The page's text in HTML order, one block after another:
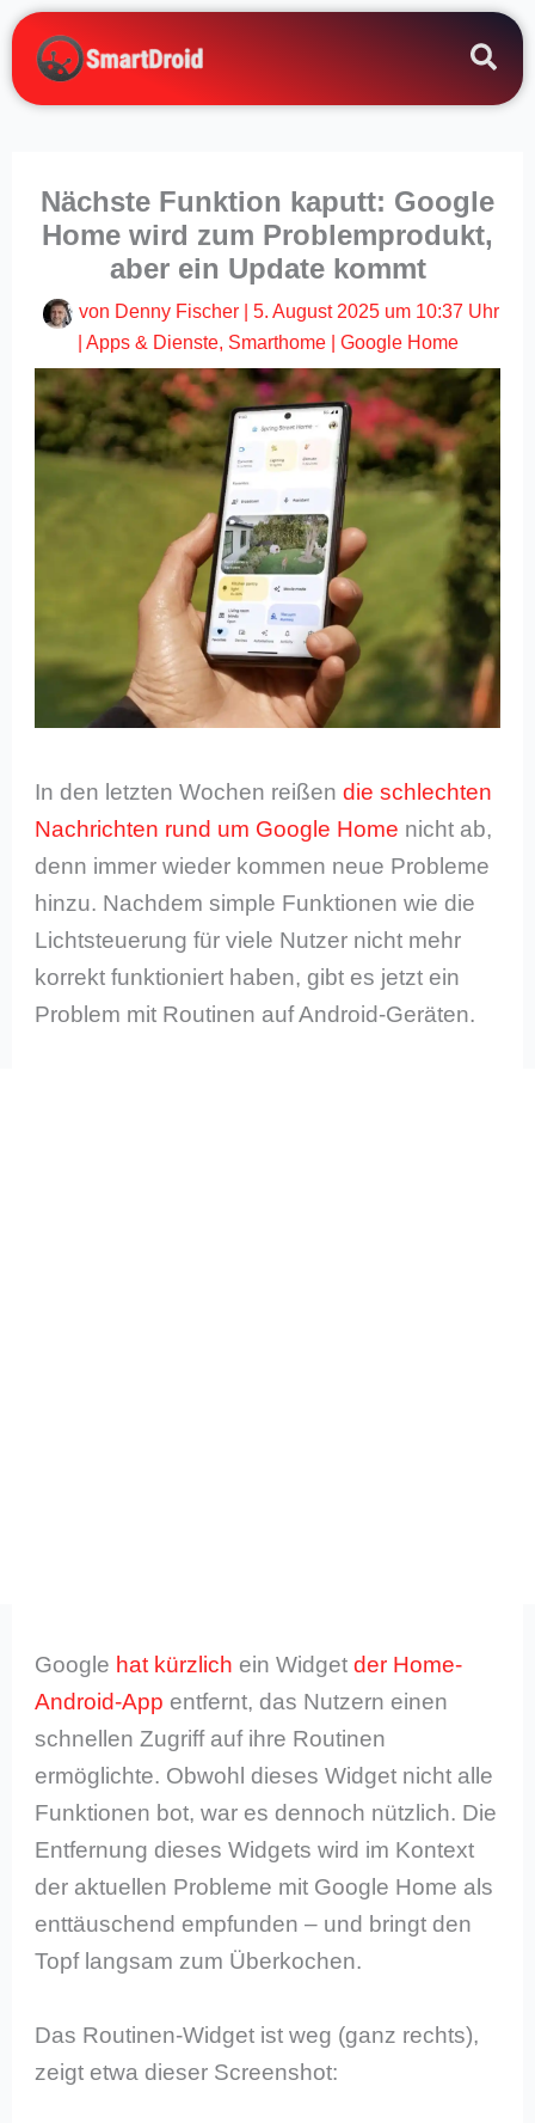
Zum
Inhalt
springen
Nächste Funktion kaputt: Google
Home wird zum Problemprodukt,
aber ein Update kommt
von Denny Fischer
5. August 2025 um 10:37 Uhr
Apps & Dienste, Smarthome| Google Home
In den letzten Wochen reißendie schlechten
Nachrichten rund um Google Home nicht ab,
denn immer wieder kommen neue Probleme
hinzu. Nachdem simple Funktionen wie die
Lichtsteuerung für viele Nutzer nicht mehr
korrekt funktioniert haben, gibt es jetzt ein
Problem mit Routinen auf Android-Geräten.
Google hat kürzlich ein Widgetder Home-
Android-App entfernt, das Nutzern einen
schnellen Zugriff auf ihre Routinen
ermöglichte. Obwohl dieses Widget nicht alle
Funktionen bot, war es dennoch nützlich. Die
Entfernung dieses Widgets wird im Kontext
der aktuellen Probleme mit Google Home als
enttäuschend empfunden – und bringt den
Topf langsam zum Überkochen.
Das Routinen-Widget ist weg (ganz rechts),
zeigt etwa dieser Screenshot: